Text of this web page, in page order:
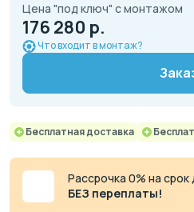
Цена "под ключ" с монтажом
176 280 р.
Что входит в монтаж?
Бесплатная доставка
Рассрочка 0% на
БЕЗ переплаты!